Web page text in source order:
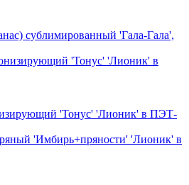
сублимированный 'Гала-Гала',
'Тонус' 'Лионик' в ПЭТ-